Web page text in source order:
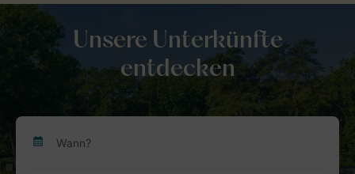
Unsere Unterkünfte
entdecken